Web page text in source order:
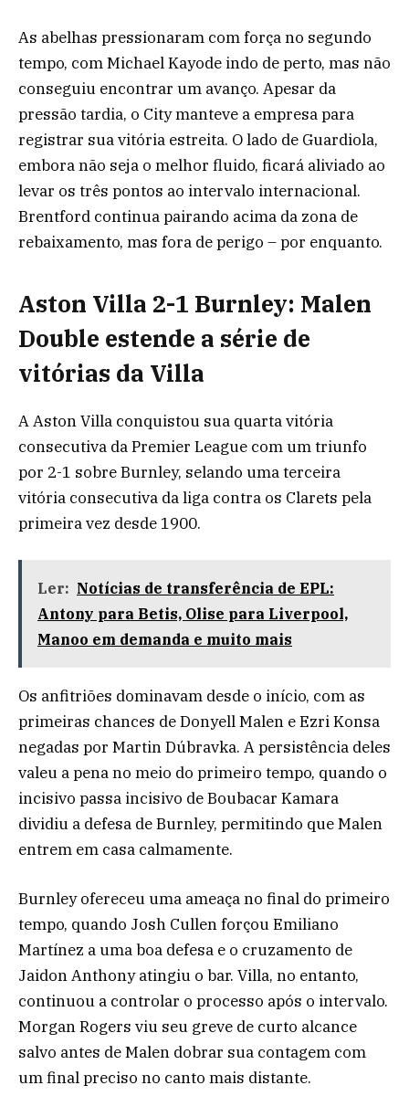
As abelhas pressionaram com força no segundo
tempo, com Michael Kayode indo de perto, mas não
conseguiu encontrar um avanço. Apesar da
pressão tardia, o City manteve a empresa para
registrar sua vitória estreita. O lado de Guardiola,
embora não seja o melhor fluido, ficará aliviado ao
levar os três pontos ao intervalo internacional.
Brentford continua pairando acima da zona de
rebaixamento, mas fora de perigo – por enquanto.
Aston Villa 2-1 Burnley: Malen
Double estende a série de
vitórias da Villa
A Aston Villa conquistou sua quarta vitória
consecutiva da Premier League com um triunfo
por 2-1 sobre Burnley, selando uma terceira
vitória consecutiva da liga contra os Clarets pela
primeira vez desde 1900.
Ler: Notícias de transferência de EPL:
Antony para Betis, Olise para Liverpool,
Manoo em demanda e muito mais
Os anfitriões dominavam desde o início, com as
primeiras chances de Donyell Malen e Ezri Konsa
negadas por Martin Dúbravka. A persistência deles
valeu a pena no meio do primeiro tempo, quando o
incisivo passa incisivo de Boubacar Kamara
dividiu a defesa de Burnley, permitindo que Malen
entrem em casa calmamente.
Burnley ofereceu uma ameaça no final do primeiro
tempo, quando Josh Cullen forçou Emiliano
Martínez a uma boa defesa e o cruzamento de
Jaidon Anthony atingiu o bar. Villa, no entanto,
continuou a controlar o processo após o intervalo.
Morgan Rogers viu seu greve de curto alcance
salvo antes de Malen dobrar sua contagem com
um final preciso no canto mais distante.